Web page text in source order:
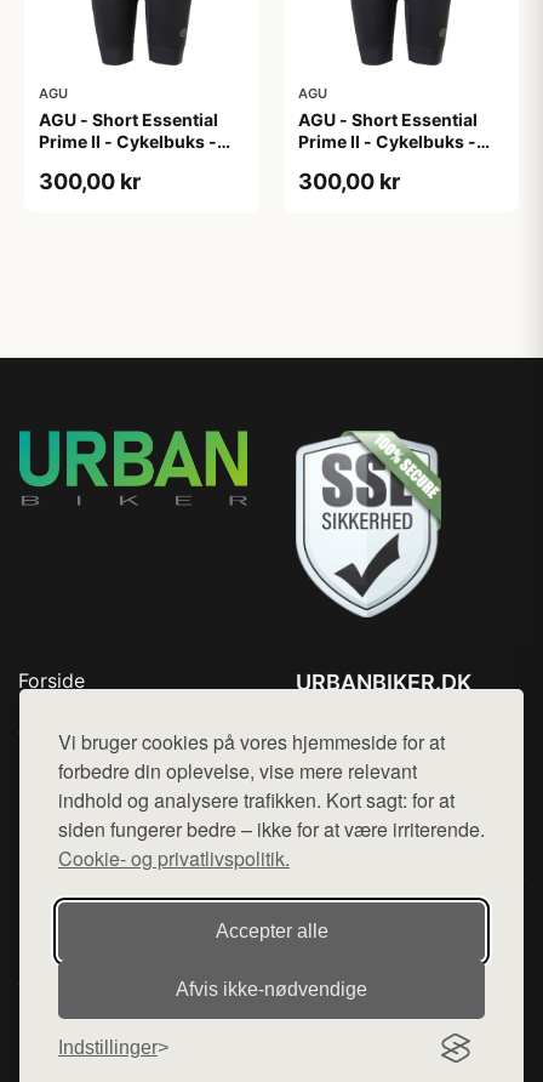
Vi bruger cookies på vores hjemmeside for at
forbedre din oplevelse, vise mere relevant
indhold og analysere trafikken. Kort sagt: for at
siden fungerer bedre – ikke for at være irriterende.
Cookie- og privatlivspolitik.
Accepter alle
Afvis ikke‑nødvendige
Indstillinger
AGU
AGU - Short Essential
Prime II - Cykelbuks -
300,00 kr
AGU
AGU - Short Essential
Prime II - Cykelbuks -
300,00 kr
Forside
Top Rabatter
Blog
Kontakt
URBANBIKER.DK
Mail: hej@want.dk
Cookie- og privatlivspolitik
Denne side er en del af want.dk, der udgiver en række
hjemmesider med præsentation af forskellige produkter fra
diverse webshops. Der sælges ikke varer fra denne side - vi
varerne på lager.